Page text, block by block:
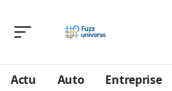
Actu Auto Entreprise